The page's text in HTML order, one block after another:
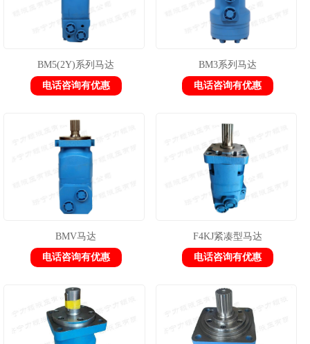
BM5(2Y)系列马达
电话咨询有优惠
BM3系列马达
电话咨询有优惠
BMV马达
电话咨询有优惠
F4KJ紧凑型马达
电话咨询有优惠